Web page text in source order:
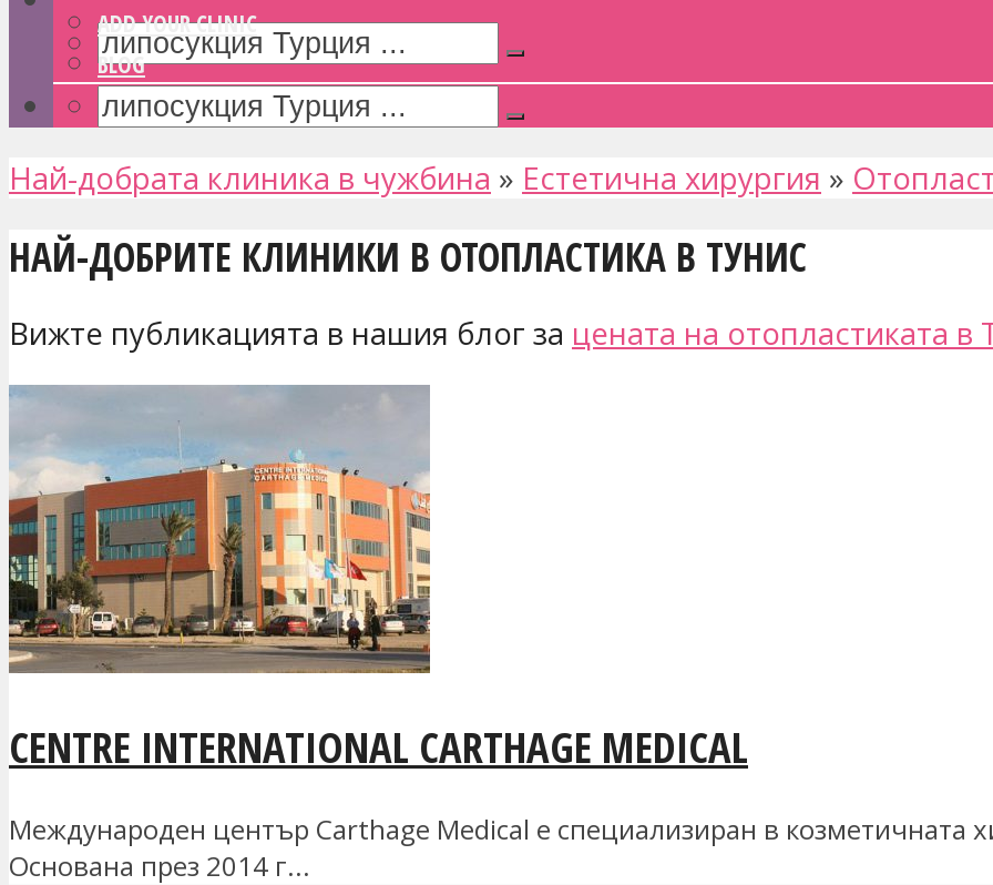
ADD YOUR CLINIC
BLOG
Най-добрата клиника в чужбина » Естетична хирургия »
НАЙ-ДОБРИТЕ КЛИНИКИ В ОТОПЛАСТИКА В ТУНИС
Вижте публикацията в нашия блог за цената на отопластиката в
CENTRE INTERNATIONAL CARTHAGE MEDICAL
Международен център Carthage Medical е специализиран в козметичната
Основана през 2014 г...